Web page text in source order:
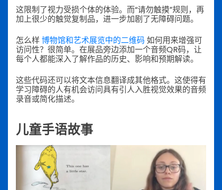
这限制了视力受损个体的体验。而“请勿触摸”规则，再
加上很少的触觉复制品，进一步加剧了无障碍问题。
怎么样博物馆和艺术展览中的二维码 如何用来增强可
访问性？很简单。在展品旁边添加一个音频QR码，让
每个人都能深入了解作品的历史、影响和预期解读。
这些代码还可以将文本信息翻译成其他格式。这使得有
学习障碍的人有机会访问具有引人入胜视觉效果的音频
录音或简化描述。
儿童手语故事